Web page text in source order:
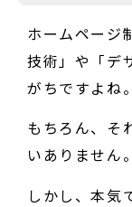
ホームページ
技術」や「デ
がちですよね。
もちろん、そ
いありません。
しかし、本気